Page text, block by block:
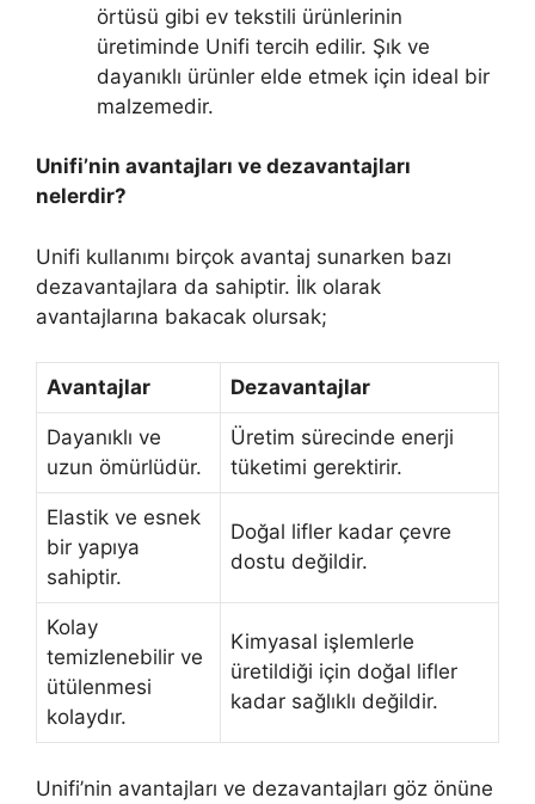
örtüsü gibi ev tekstili ürünlerinin
üretiminde Unifi tercih edilir. Şık ve
dayanıklı ürünler elde etmek için ideal bir
malzemedir.
Unifi’nin avantajları ve dezavantajları
nelerdir?
Unifi kullanımı birçok avantaj sunarken bazı
dezavantajlara da sahiptir. İlk olarak
avantajlarına bakacak olursak;
Avantajlar Dezavantajlar
Dayanıklı ve
uzun ömürlüdür.
Üretim sürecinde enerji
tüketimi gerektirir.
Elastik ve esnek
bir yapıya
sahiptir.
Doğal lifler kadar çevre
dostu değildir.
Kolay
temizlenebilir ve
ütülenmesi
kolaydır.
Kimyasal işlemlerle
üretildiği için doğal lifler
kadar sağlıklı değildir.
Unifi’nin avantajları ve dezavantajları göz önüne